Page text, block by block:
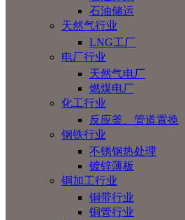
石油储运
天然气行业
LNG工厂
电厂行业
天然气电厂
燃煤电厂
化工行业
反应釜、管道置换
钢铁行业
不锈钢热处理
镀锌薄板
铜加工行业
铜带行业
铜管行业